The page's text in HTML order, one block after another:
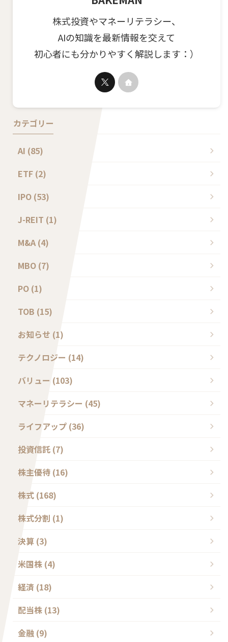
株式投資やマネーリテラシー、
AIの知識を最新情報を交えて
初心者にも分かりやすく解説します：）
カテゴリー
AI (85)
ETF (2)
IPO (53)
J-REIT (1)
M&A (4)
MBO (7)
PO (1)
TOB (15)
お知らせ (1)
テクノロジー (14)
バリュー (103)
マネーリテラシー (45)
ライフアップ (36)
投資信託 (7)
株主優待 (16)
株式 (168)
株式分割 (1)
決算 (3)
米国株 (4)
経済 (18)
配当株 (13)
金融 (9)